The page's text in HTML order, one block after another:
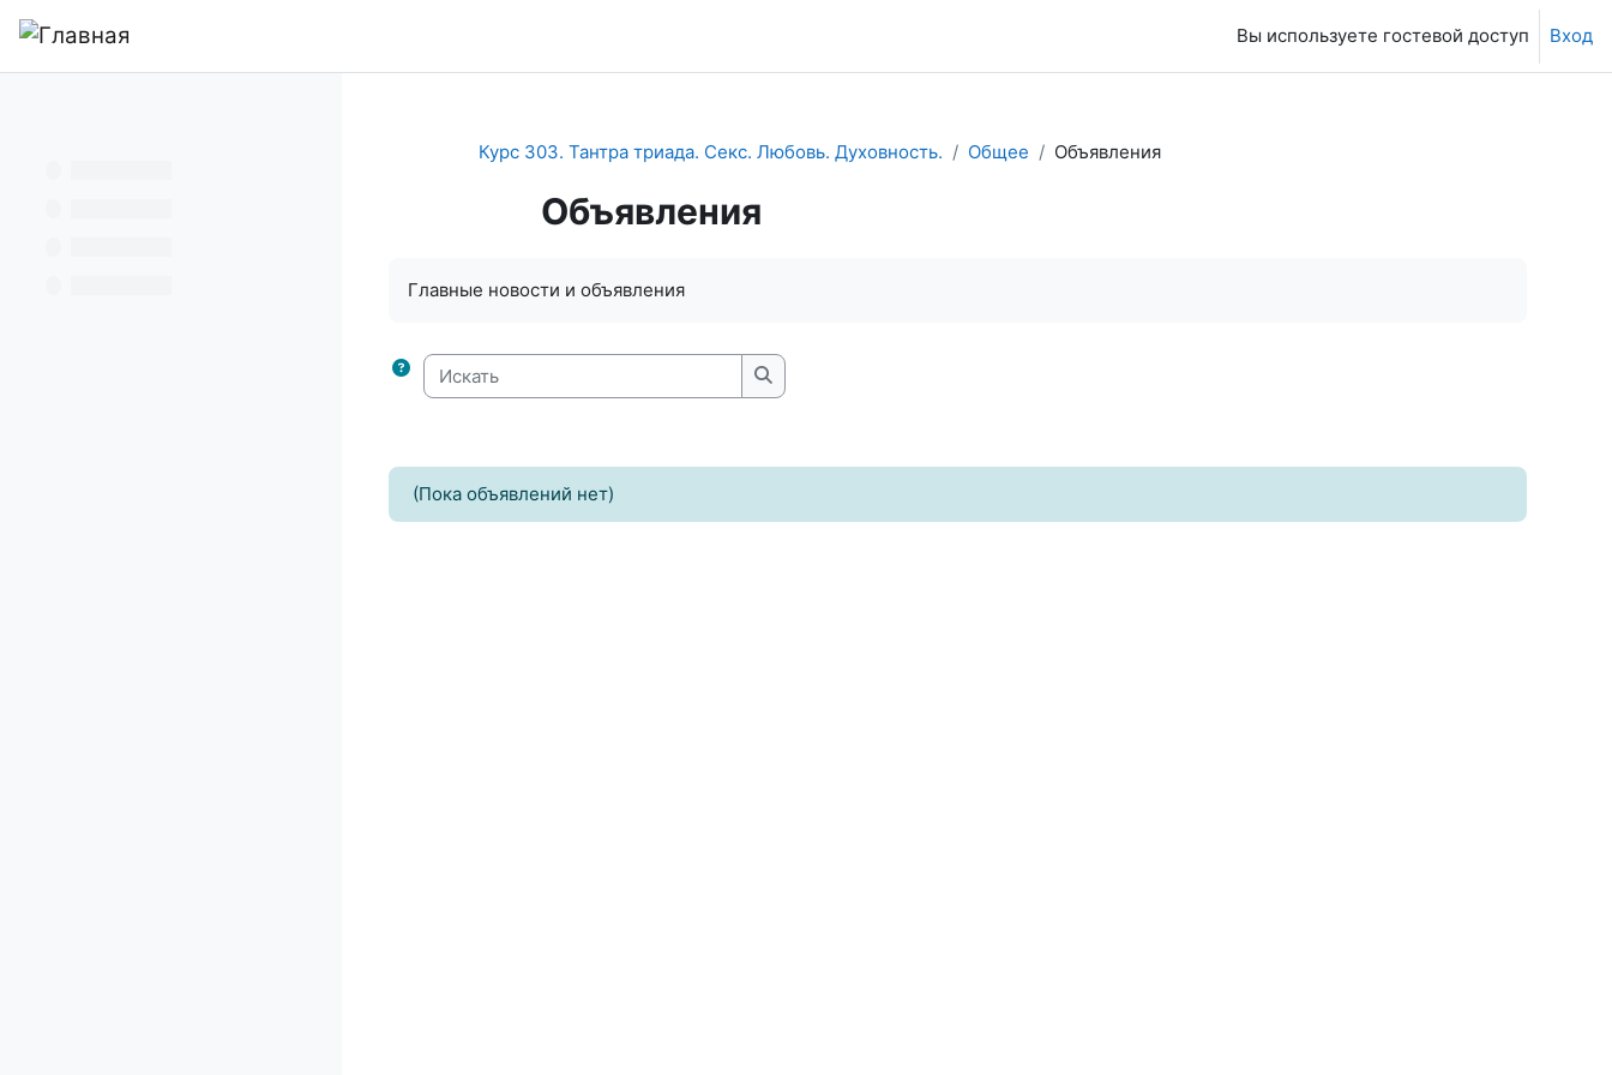
Вы используете гостевой доступ Вход
Курс 303. Тантра триада. Секс. Любовь. Духовность. Общее Объявления
Объявления
Главные новости и объявления
Искать
Искать
(Пока объявлений нет)